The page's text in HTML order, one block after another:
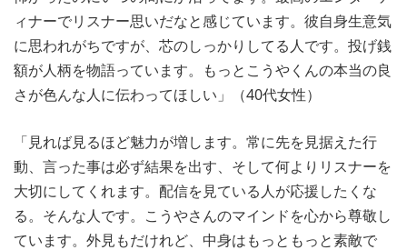
ィナーでリスナー思いだなと感じています。彼自身生意気
に思われがちですが、芯のしっかりしてる人です。投げ銭
額が人柄を物語っています。もっとこうやくんの本当の良
さが色んな人に伝わってほしい」（40代女性）
「見れば見るほど魅力が増します。常に先を見据えた行
動、言った事は必ず結果を出す、そして何よりリスナーを
大切にしてくれます。配信を見ている人が応援したくな
る。そんな人です。こうやさんのマインドを心から尊敬し
ています。外見もだけれど、中身はもっともっと素敵で